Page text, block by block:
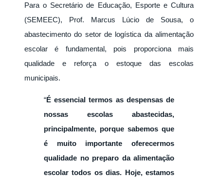
Para o Secretário de Educação, Esporte e Cultura
(SEMEEC), Prof. Marcus Lúcio de Sousa, o
abastecimento do setor de logística da alimentação
escolar é fundamental, pois proporciona mais
qualidade e reforça o estoque das escolas
municipais.
“É essencial termos as despensas de
nossas escolas abastecidas,
principalmente, porque sabemos que
é muito importante oferecermos
qualidade no preparo da alimentação
escolar todos os dias. Hoje, estamos